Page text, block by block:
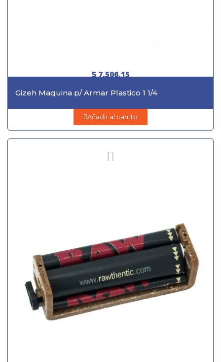
$ 7.506,15
Gizeh Maquina p/ Armar Plastico 1 1/4
Añadir al carrito